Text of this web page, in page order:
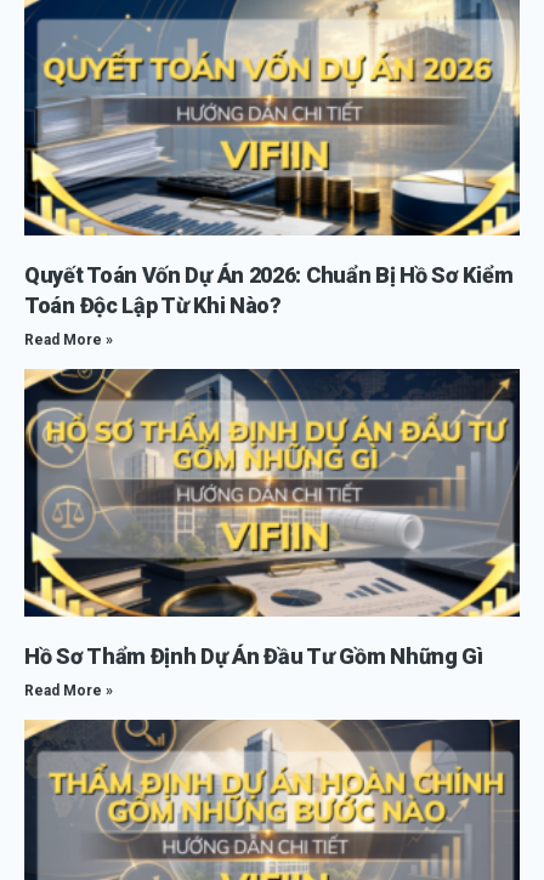
Quyết Toán Vốn Dự Án 2026: Chuẩn Bị Hồ Sơ Kiểm
Toán Độc Lập Từ Khi Nào?
Read More »
Hồ Sơ Thẩm Định Dự Án Đầu Tư Gồm Những Gì
Read More »